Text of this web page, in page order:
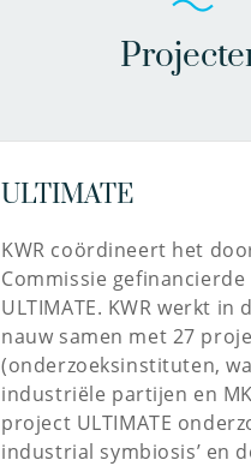
ULTIMATE
KWR coördineert het
Commissie
ULTIMATE. KWR werkt in
nauw samen met 27
(onderzoeksinstituten,
industriële partijen en
project ULTIMATE
industrial symbiosis’ en